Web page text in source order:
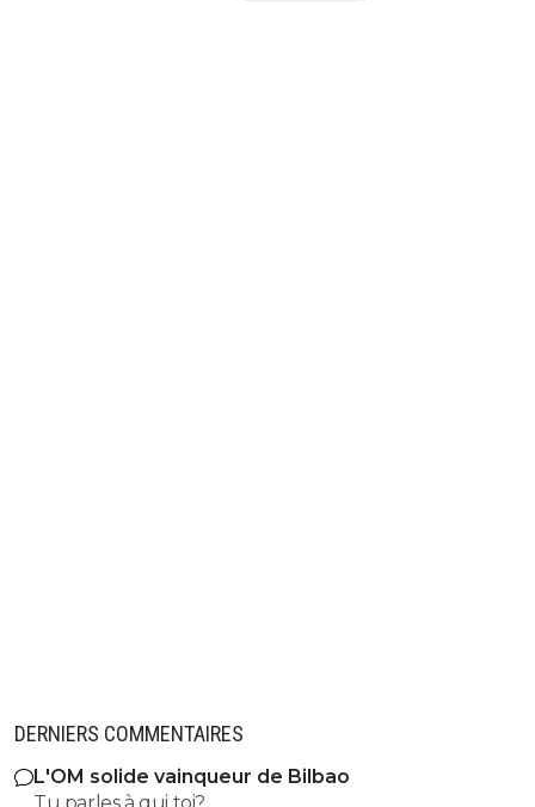
DERNIERS COMMENTAIRES
L'OM solide vainqueur de Bilbao
Tu parles à qui toi?